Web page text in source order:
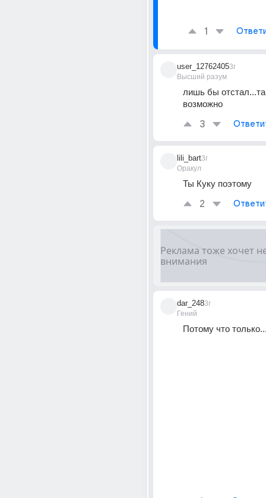
1
user_12762405
Высший разум
3г
лишь бы
возможно
3
lili_bart
Оракул
3г
Ты Куку поэтому
2
dar_248
Гений
3г
Потому что